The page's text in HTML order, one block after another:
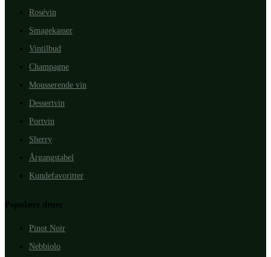
Rosévin
Smagekasser
Vintilbud
Champagne
Mousserende vin
Dessertvin
Portvin
Sherry
Årgangstabel
Kundefavoritter
Populære druer
Pinot Noir
Nebbiolo